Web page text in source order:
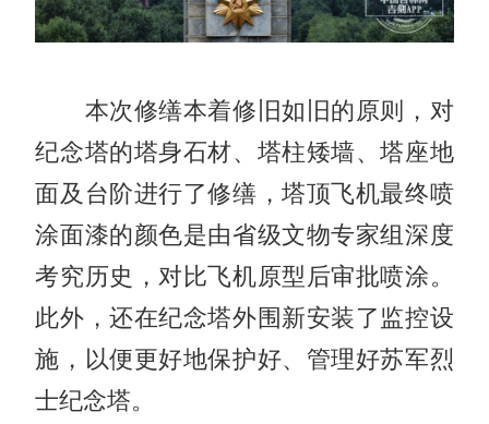
本次修缮本着修旧如旧的原则，对
纪念塔的塔身石材、塔柱矮墙、塔座地
面及台阶进行了修缮，塔顶飞机最终喷
涂面漆的颜色是由省级文物专家组深度
考究历史，对比飞机原型后审批喷涂。
此外，还在纪念塔外围新安装了监控设
施，以便更好地保护好、管理好苏军烈
士纪念塔。